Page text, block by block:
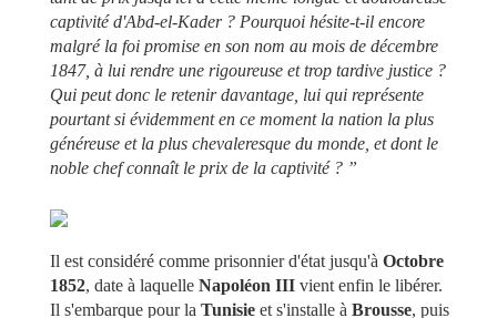
captivité d'Abd-el-Kader ? Pourquoi hésite-t-il encore
malgré la foi promise en son nom au mois de décembre
1847, à lui rendre une rigoureuse et trop tardive justice ?
Qui peut donc le retenir davantage, lui qui représente
pourtant si évidemment en ce moment la nation la plus
généreuse et la plus chevaleresque du monde, et dont le
noble chef connaît le prix de la captivité ? ”
Il est considéré comme prisonnier d'état jusqu'à Octobre
1852, date à laquelle Napoléon III vient enfin le libérer.
Il s'embarque pour la Tunisie et s'installe à Brousse, puis